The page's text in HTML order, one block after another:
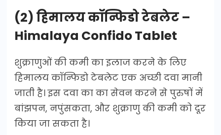
(2) हिमालय कॉन्फिडो टेबलेट –
Himalaya Confido Tablet
शुक्राणुओं की कमी का इलाज करने के लिए
हिमालय कॉन्फिडो टेबलेट एक अच्छी दवा मानी
जाती है। इस दवा का का सेवन करने से पुरुषों में
बांझपन, नपुंसकता, और शुक्राणु की कमी को दूर
किया जा सकता है।